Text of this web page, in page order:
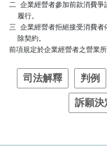
二  企業經營者參加前款消費爭
    履行。
三  企業經營者拒絕接受消費
    除契約。
前項規定於企業經營者之營業
司法解釋 判例
訴願決